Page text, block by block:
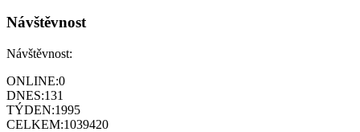
Návštěvnost
Návštěvnost:
ONLINE:0
DNES:131
TÝDEN:1995
CELKEM:1039420